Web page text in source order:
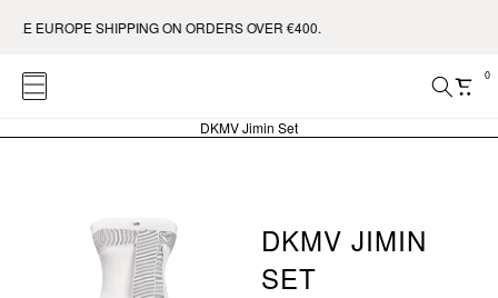
EUROPE SHIPPING ON ORDERS OVER €400.
0
DKMV Jimin Set
DKMV JIMIN
SET